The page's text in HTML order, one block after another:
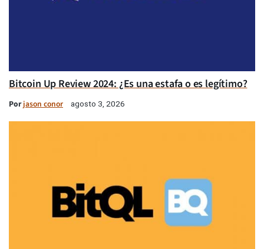
Bitcoin Up Review 2024: ¿Es una estafa o es legítimo?
Porjason conor agosto 3, 2026